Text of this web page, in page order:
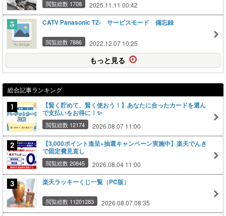
閲覧総数 1708 2025.11.11 00:42
CATV Panasonic TZ- サービスモード 備忘録
閲覧総数 7886 2022.12.07 10:25
もっと見る
総合記事ランキング
【賢く貯めて、賢く使おう！】あなたに合ったカードを選ん
で支払いをお得に！✨
閲覧総数 12174 2026.08.07 11:00
【3,000ポイント進呈×抽選キャンペーン実施中】楽天でんき
で固定費見直し
閲覧総数 20845 2026.08.04 11:00
楽天ラッキーくじ一覧（PC版）
閲覧総数 11201283 2026.08.07 08:35